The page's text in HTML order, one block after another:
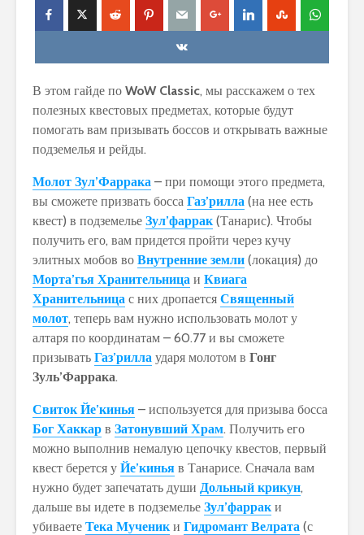
В этом гайде по WoW Classic, мы расскажем о тех
полезных квестовых предметах, которые будут
помогать вам призывать боссов и открывать важные
подземелья и рейды.
Молот Зул’Фаррака – при помощи этого предмета,
вы сможете призвать босса Газ’рилла (на нее есть
квест) в подземелье Зул’фаррак (Танарис). Чтобы
получить его, вам придется пройти через кучу
элитных мобов во Внутренние земли (локация) до
Морта’гья Хранительница и Квиага
Хранительница с них дропается Священный
молот, теперь вам нужно использовать молот у
алтаря по координатам – 60.77 и вы сможете
призывать Газ’рилла ударя молотом в Гонг
Зуль’Фаррака.
Свиток Йе’кинья – используется для призыва босса
Бог Хаккар в Затонувший Храм. Получить его
можно выполнив немалую цепочку квестов, первый
квест берется у Йе’кинья в Танарисе. Сначала вам
нужно будет запечатать души Дольный крикун,
дальше вы идете в подземелье Зул’фаррак и
убиваете Тека Мученик и Гидромант Велрата (с